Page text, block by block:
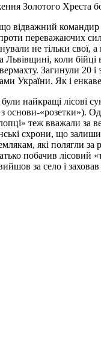
Золотого Хреста
переважаючих
не тільки
Львівщині, коли
Загинули 20
України. Як і
лісові
основи-
теж вважали за
схрони, що
які полягли
побачив лісовий
за село і